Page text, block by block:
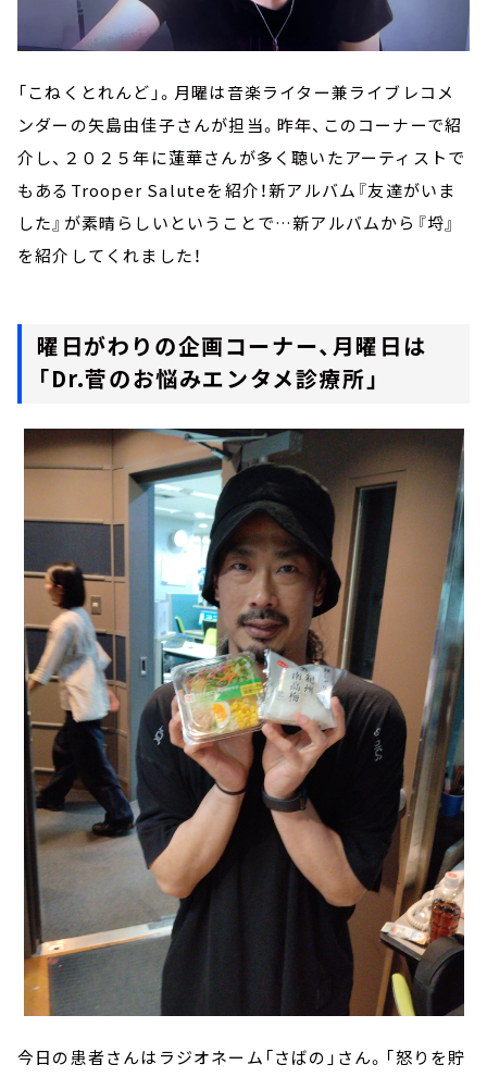
「こねくとれんど」。月曜は音楽ライター兼ライブレコメ
ンダーの矢島由佳子さんが担当。昨年、このコーナーで紹
介し、２０２５年に蓮華さんが多く聴いたアーティストで
もあるTrooper Saluteを紹介！新アルバム『友達がいま
した』が素晴らしいということで…新アルバムから『埒』
を紹介してくれました！
曜日がわりの企画コーナー、月曜日は
「Dr.菅のお悩みエンタメ診療所」
今日の患者さんはラジオネーム「さばの」さん。「怒りを貯